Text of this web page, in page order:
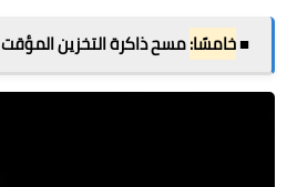
■خامسًا:مسح ذاكرة التخزين المؤقت